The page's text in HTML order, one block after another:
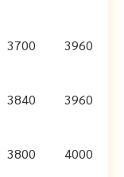
3700 3960
3840 3960
3800 4000